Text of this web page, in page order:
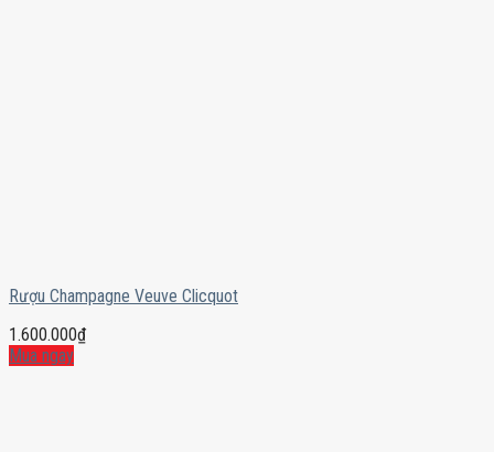
Rượu Champagne Veuve Clicquot
1.600.000₫
Mua ngay